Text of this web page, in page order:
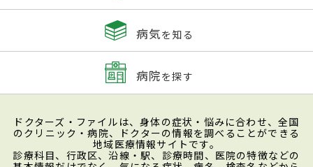
病気を知る
病院を探す
ドクターズ・ファイルは、身体の症状・悩みに合わせ、全国
のクリニック・病院、ドクターの情報を調べることができる
地域医療情報サイトです。
診療科目、行政区、沿線・駅、診療時間、医院の特徴などの